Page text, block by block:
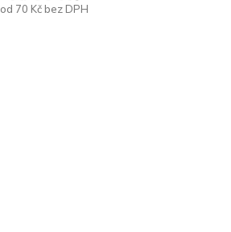
od 70 Kč bez DPH